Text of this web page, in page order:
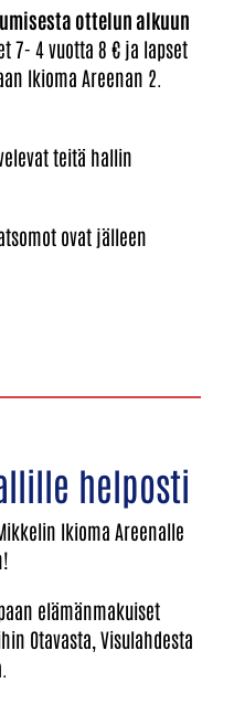
ottelun alkuun
7- 4 vuotta 8 € ja lapset
Ikioma Areenan 2.
teitä hallin
ovat jälleen
helposti
Ikioma Areenalle
elämänmakuiset
Otavasta, Visulahdesta